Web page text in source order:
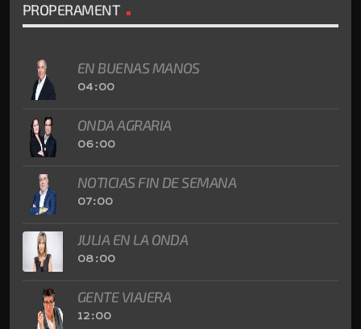
PROPERAMENT
EN BUENAS MANOS
04:00
ONDA AGRARIA
06:00
NOTICIAS FIN DE SEMANA
07:00
JULIA EN LA ONDA
08:00
GENTE VIAJERA
12:00